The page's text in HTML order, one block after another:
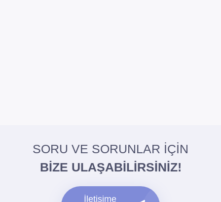
SORU VE SORUNLAR İÇİN
BİZE ULAŞABİLİRSİNİZ!
İletişime